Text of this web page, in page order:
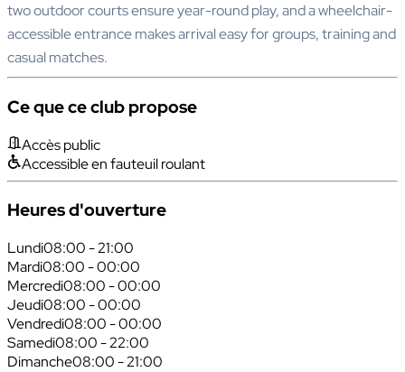
two outdoor courts ensure year-round play, and a wheelchair-
accessible entrance makes arrival easy for groups, training and
casual matches.
Ce que ce club propose
Accès public
Accessible en fauteuil roulant
Heures d'ouverture
Lundi08:00 - 21:00
Mardi08:00 - 00:00
Mercredi08:00 - 00:00
Jeudi08:00 - 00:00
Vendredi08:00 - 00:00
Samedi08:00 - 22:00
Dimanche08:00 - 21:00